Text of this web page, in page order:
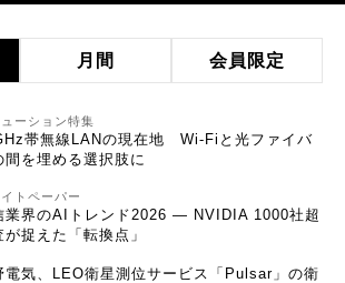
月間 会員限定
ーション特集
帯無線LANの現在地 Wi-Fiと光ファイバ
間を埋める選択肢に
トペーパー
業界のAIトレンド2026 ― NVIDIA 1000社超
が捉えた「転換点」
電気、LEO衛星測位サービス「Pulsar」の衛